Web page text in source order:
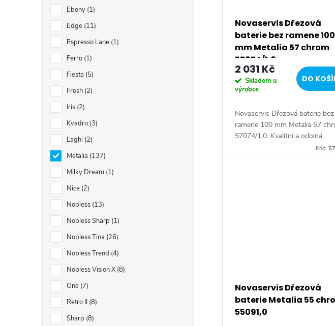
Ebony 1
Edge 11
Espresso Lane 1
Ferro 1
Fiesta 5
Fresh 2
Iris 2
Kvadro 3
Laghi 2
Metalia 137
Milky Dream 1
Nice 2
Nobless 13
Nobless Sharp 1
Nobless Tina 26
Nobless Trend 4
Nobless Vision X 8
One 7
Retro II 8
Sharp 8
Novaservis Dřezová
baterie bez ramene 100
mm Metalia 57 chrom
57074/1,0
2 031 Kč
Skladem u
výrobce
DO
Novaservis Dřezová baterie bez
ramene 100 mm Metalia 57
57074/1,0. Kvalitní a odolná
keramická kartuše KEROX 35
Kód:
Novaservis Dřezová
baterie Metalia 55
55091,0